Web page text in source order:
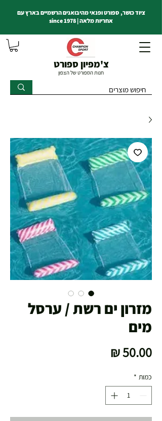
צ'מפיון ספורט
חנות הספורט של הצפון
ציוד כושר, ספורט ופנאי מהיבואנים הרשמיים בארץ עם
אחריות מלאה | since 1978
מזרון ים רשת / ערסל
מים
כמות *